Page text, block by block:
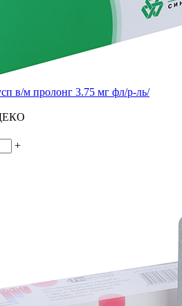
в/м пролонг 3.75 мг фл/р-ль/
+